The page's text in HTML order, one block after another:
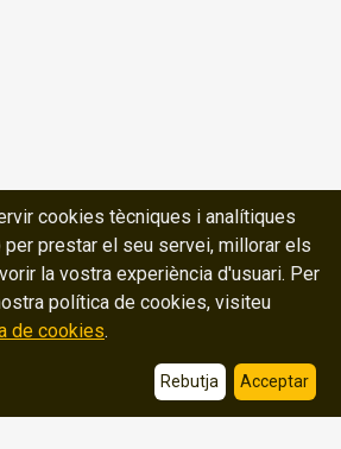
cookies tècniques i analítiques
prestar el seu servei, millorar els
la vostra experiència d'usuari. Per
política de cookies, visiteu
de cookies.
Rebutja Acceptar